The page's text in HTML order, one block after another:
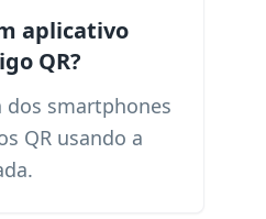
aplicativo
QR?
dos smartphones
QR usando a